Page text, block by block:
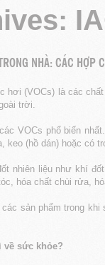
NHÀ: CÁC HỢP
hơi (VOCs) là các
trời.
VOCs phổ biến
keo (hồ dán) hoặc có
nhiên liệu như khí
hóa chất chùi rửa,
sản phẩm trong
về sức khỏe?